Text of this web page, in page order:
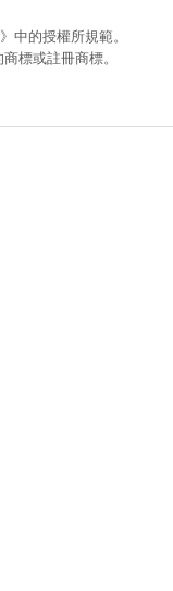
》中的授權所規範。
標或註冊商標。